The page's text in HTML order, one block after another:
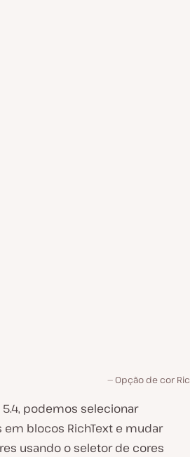
Opção de cor
podemos selecionar
em blocos RichText e mudar
usando o seletor de cores